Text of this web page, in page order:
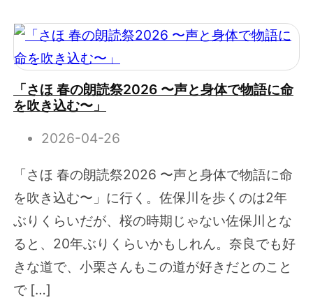
「さほ 春の朗読祭2026 〜声と身体で物語に命
を吹き込む〜」
2026-04-26
「さほ 春の朗読祭2026 〜声と身体で物語に命
を吹き込む〜」に行く。佐保川を歩くのは2年
ぶりくらいだが、桜の時期じゃない佐保川とな
ると、20年ぶりくらいかもしれん。奈良でも好
きな道で、小栗さんもこの道が好きだとのこと
で […]